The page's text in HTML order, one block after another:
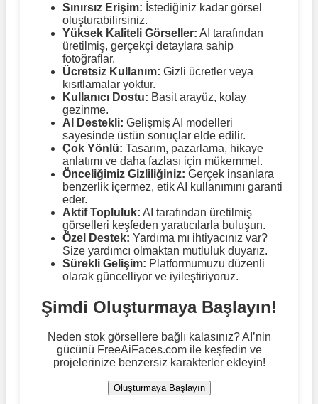
Sınırsız Erişim: İstediğiniz kadar görsel
oluşturabilirsiniz.
Yüksek Kaliteli Görseller: AI tarafından
üretilmiş, gerçekçi detaylara sahip
fotoğraflar.
Ücretsiz Kullanım: Gizli ücretler veya
kısıtlamalar yoktur.
Kullanıcı Dostu: Basit arayüz, kolay
gezinme.
AI Destekli: Gelişmiş AI modelleri
sayesinde üstün sonuçlar elde edilir.
Çok Yönlü: Tasarım, pazarlama, hikaye
anlatımı ve daha fazlası için mükemmel.
Önceliğimiz Gizliliğiniz: Gerçek insanlara
benzerlik içermez, etik AI kullanımını garanti
eder.
Aktif Topluluk: AI tarafından üretilmiş
görselleri keşfeden yaratıcılarla buluşun.
Özel Destek: Yardıma mı ihtiyacınız var?
Size yardımcı olmaktan mutluluk duyarız.
Sürekli Gelişim: Platformumuzu düzenli
olarak güncelliyor ve iyileştiriyoruz.
Şimdi Oluşturmaya Başlayın!
Neden stok görsellere bağlı kalasınız? AI’nin
gücünü FreeAiFaces.com ile keşfedin ve
projelerinize benzersiz karakterler ekleyin!
Oluşturmaya Başlayın